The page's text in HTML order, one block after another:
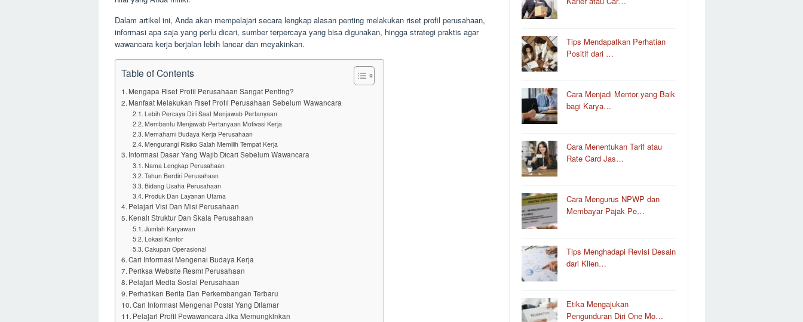
Dalam artikel ini, Anda akan mempelajari secara lengkap alasan penting melakukan riset profil perusahaan,
informasi apa saja yang perlu dicari, sumber terpercaya yang bisa digunakan, hingga strategi praktis agar
wawancara kerja berjalan lebih lancar dan meyakinkan.
Table of Contents
Mengapa Riset Profil Perusahaan Sangat Penting?
Manfaat Melakukan Riset Profil Perusahaan Sebelum Wawancara
Lebih Percaya Diri Saat Menjawab Pertanyaan
Membantu Menjawab Pertanyaan Motivasi Kerja
Memahami Budaya Kerja Perusahaan
Mengurangi Risiko Salah Memilih Tempat Kerja
Informasi Dasar Yang Wajib Dicari Sebelum Wawancara
Nama Lengkap Perusahaan
Tahun Berdiri Perusahaan
Bidang Usaha Perusahaan
Produk Dan Layanan Utama
Pelajari Visi Dan Misi Perusahaan
Kenali Struktur Dan Skala Perusahaan
Jumlah Karyawan
Lokasi Kantor
Cakupan Operasional
Cari Informasi Mengenai Budaya Kerja
Periksa Website Resmi Perusahaan
Pelajari Media Sosial Perusahaan
Perhatikan Berita Dan Perkembangan Terbaru
Cari Informasi Mengenai Posisi Yang Dilamar
Pelajari Profil Pewawancara Jika Memungkinkan
Tips Mendapatkan Perhatian
Positif dari …
Cara Menjadi Mentor yang Baik
bagi Karya…
Cara Menentukan Tarif atau
Rate Card Jas…
Cara Mengurus NPWP dan
Membayar Pajak Pe…
Tips Menghadapi Revisi Desain
dari Klien…
Etika Mengajukan
Pengunduran Diri One Mo…